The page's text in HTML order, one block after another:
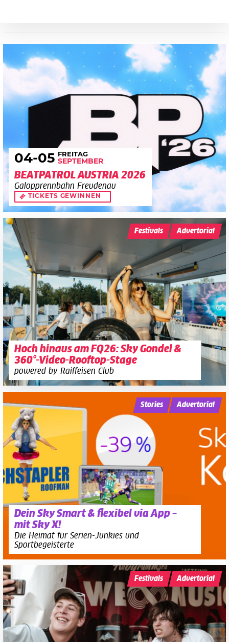
04-05 FREITAG
SEPTEMBER
BEATPATROL AUSTRIA 2026
Galopprennbahn Freudenau
TICKETS GEWINNEN
Hoch hinaus am FQ26: Sky Gondel &
360°-Video-Rooftop-Stage
powered by Raiffeisen Club
Festivals Advertorial
Dein Sky Smart & flexibel via App –
mit Sky X!
Die Heimat für Serien-Junkies und
Sportbegeisterte
Stories Advertorial
Festivals Advertorial